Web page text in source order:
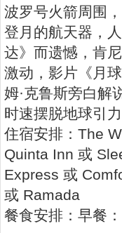
波罗号火箭周围
登月的航天器，
达》而遗憾，肯
激动，影片《月
姆·克鲁斯旁白解
时速摆脱地球引
住宿安排：The
Quinta Inn 或
Express 或
或 Ramada
餐食安排：早餐